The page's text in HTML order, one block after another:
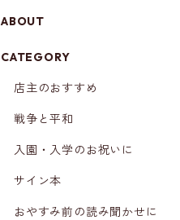
ABOUT
CATEGORY
店主のおすすめ
戦争と平和
入園・入学のお祝いに
サイン本
おやすみ前の読み聞かせに